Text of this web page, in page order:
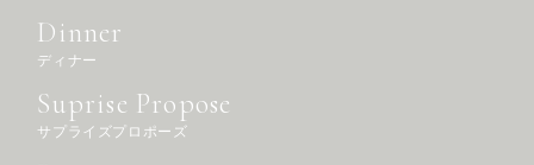
Dinner
ディナー
Suprise Propose
サプライズプロポーズ